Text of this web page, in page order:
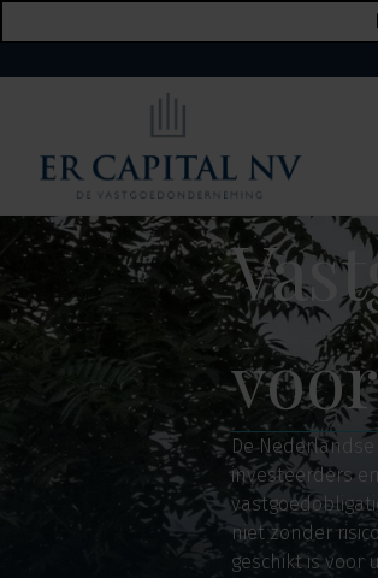
De
investeerders
niet zonder
geschikt is voor